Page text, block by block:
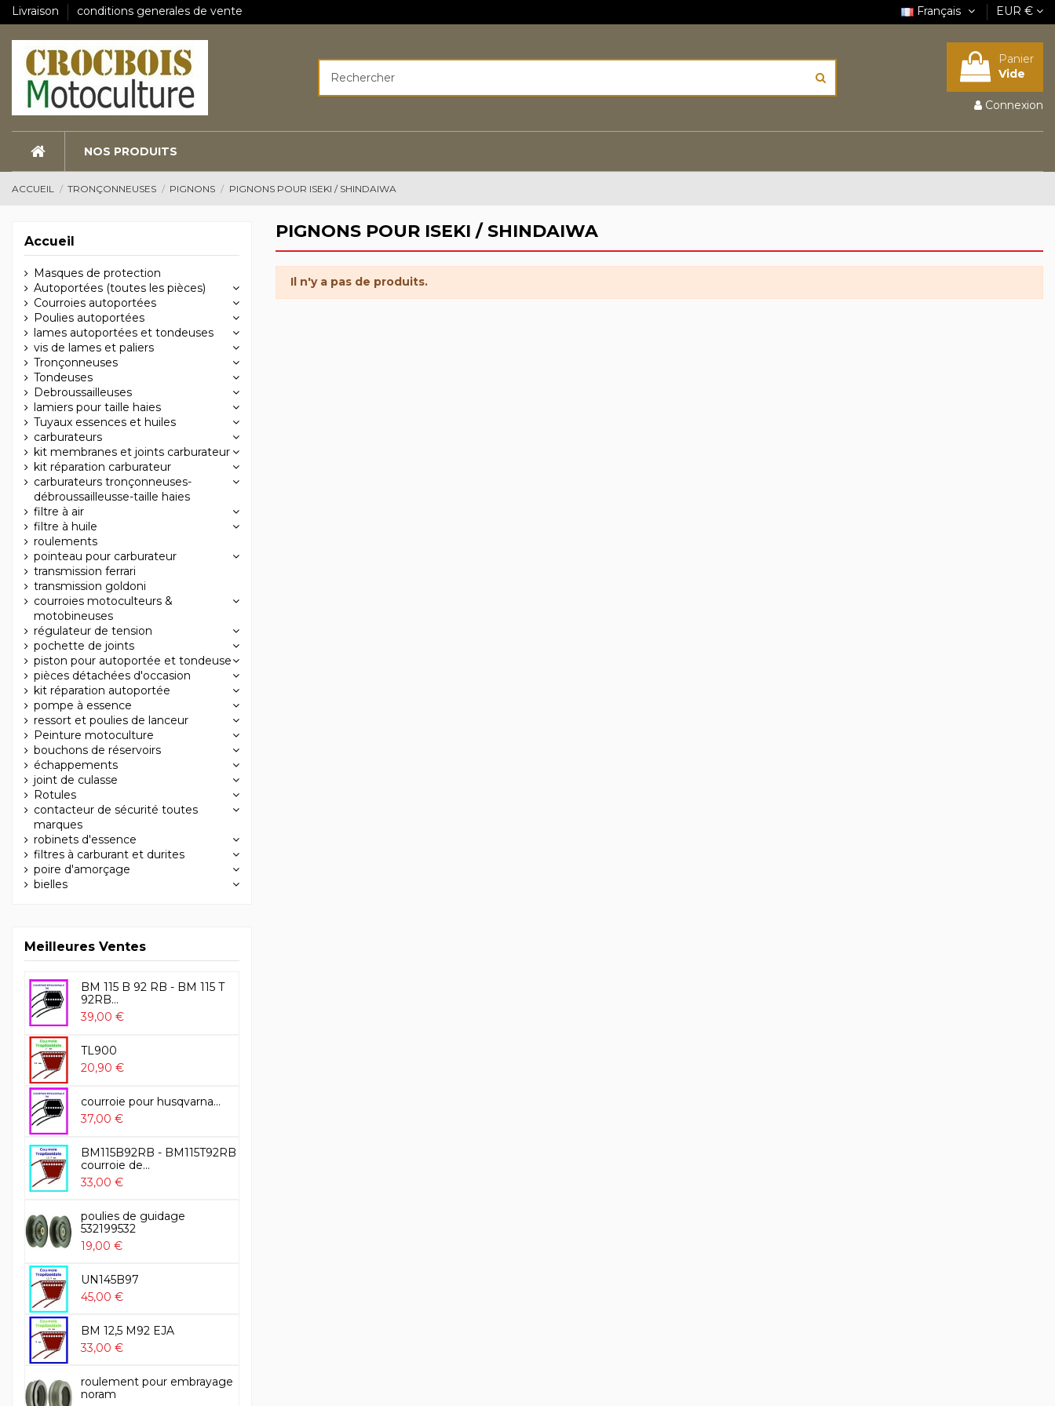
Livraison conditions generales de vente Français EUR €
Panier
Vide
Connexion
NOS PRODUITS
ACCUEIL TRONÇONNEUSES PIGNONS PIGNONS POUR ISEKI / SHINDAIWA
PIGNONS POUR ISEKI / SHINDAIWA
Il n'y a pas de produits.
Accueil
Masques de protection
Autoportées (toutes les pièces)
Courroies autoportées
Poulies autoportées
lames autoportées et tondeuses
vis de lames et paliers
Tronçonneuses
Tondeuses
Debroussailleuses
lamiers pour taille haies
Tuyaux essences et huiles
carburateurs
kit membranes et joints carburateur
kit réparation carburateur
carburateurs tronçonneuses-
débroussailleusse-taille haies
filtre à air
filtre à huile
roulements
pointeau pour carburateur
transmission ferrari
transmission goldoni
courroies motoculteurs &
motobineuses
régulateur de tension
pochette de joints
piston pour autoportée et tondeuse
pièces détachées d'occasion
kit réparation autoportée
pompe à essence
ressort et poulies de lanceur
Peinture motoculture
bouchons de réservoirs
échappements
joint de culasse
Rotules
contacteur de sécurité toutes
marques
robinets d'essence
filtres à carburant et durites
poire d'amorçage
bielles
Meilleures Ventes
BM 115 B 92 RB - BM 115 T
92RB...
39,00 €
TL900
20,90 €
courroie pour husqvarna...
37,00 €
BM115B92RB - BM115T92RB
courroie de...
33,00 €
poulies de guidage
532199532
19,00 €
UN145B97
45,00 €
BM 12,5 M92 EJA
33,00 €
roulement pour embrayage
noram